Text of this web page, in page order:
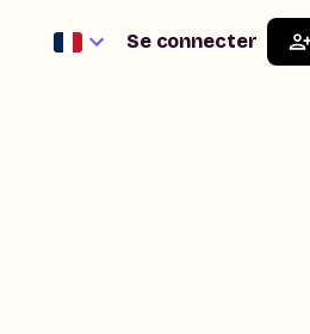
Se connecter